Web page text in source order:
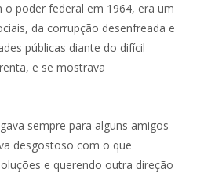
o poder federal em 1964, era um
da corrupção desenfreada e
públicas diante do difícil
e se mostrava
sempre para alguns amigos
desgostoso com o que
e querendo outra direção